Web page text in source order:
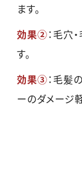
ます。
効果② ：毛穴
す。
効果③ ：毛髪
ーのダメージ